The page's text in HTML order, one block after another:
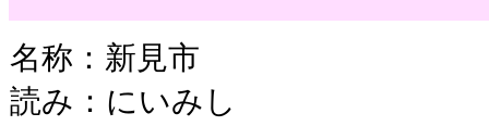
名称：新見市
読み：にいみし